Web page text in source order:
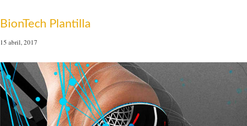
BionTech Plantilla
15 abril, 2017